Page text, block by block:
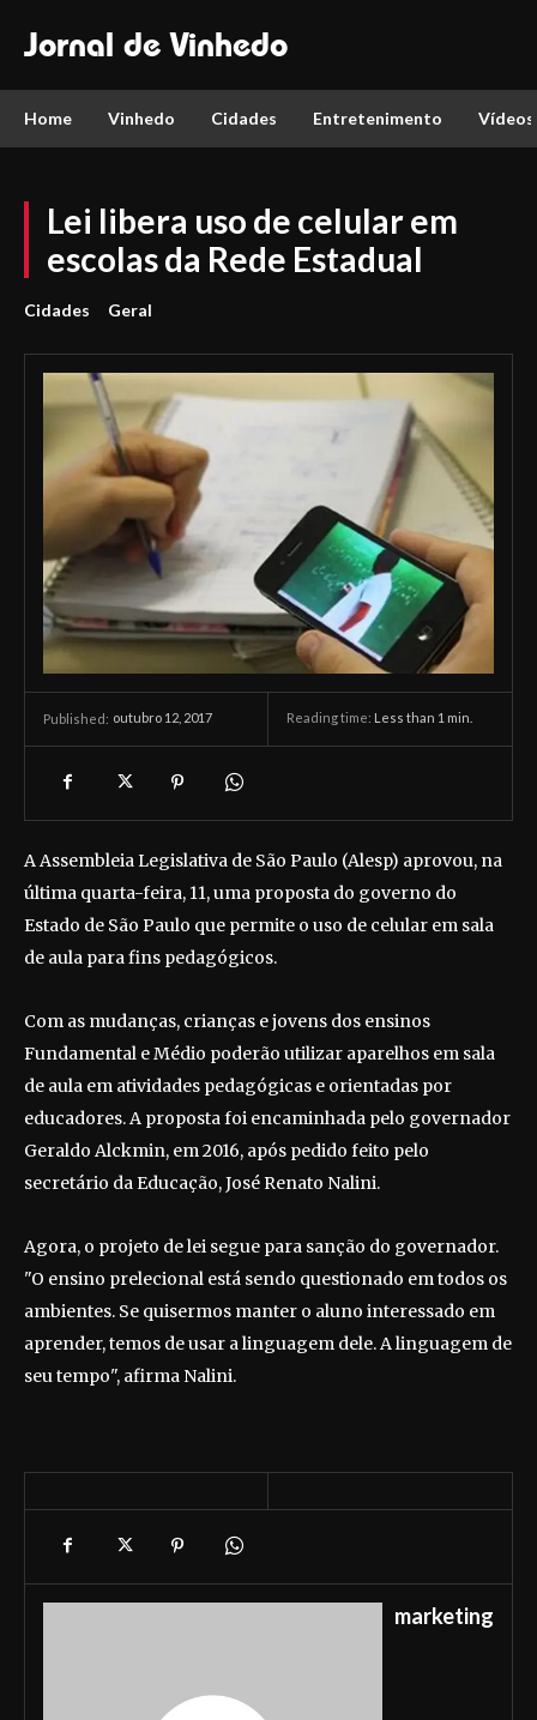
Jornal de Vinhedo
Home Vinhedo Cidades Entretenimento Vídeos
Lei libera uso de celular em
escolas da Rede Estadual
Cidades Geral
Published: outubro 12, 2017 Reading time: Less than 1 min.
A Assembleia Legislativa de São Paulo (Alesp) aprovou, na
última quarta-feira, 11, uma proposta do governo do
Estado de São Paulo que permite o uso de celular em sala
de aula para fins pedagógicos.
Com as mudanças, crianças e jovens dos ensinos
Fundamental e Médio poderão utilizar aparelhos em sala
de aula em atividades pedagógicas e orientadas por
educadores. A proposta foi encaminhada pelo governador
Geraldo Alckmin, em 2016, após pedido feito pelo
secretário da Educação, José Renato Nalini.
Agora, o projeto de lei segue para sanção do governador.
"O ensino prelecional está sendo questionado em todos os
ambientes. Se quisermos manter o aluno interessado em
aprender, temos de usar a linguagem dele. A linguagem de
seu tempo", afirma Nalini.
marketing